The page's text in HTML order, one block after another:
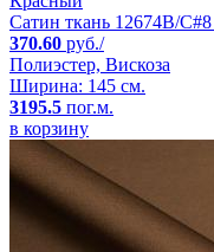
Сатин ткань 12674B/
370.60 руб./
Полиэстер, Вискоза
Ширина: 145 см.
3195.5 пог.м.
в корзину